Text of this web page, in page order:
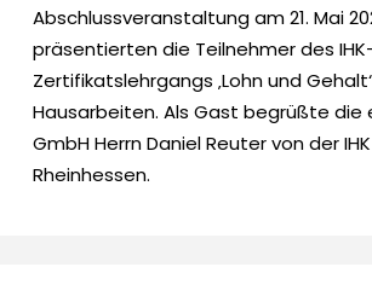
Abschlussveranstaltung am 21. Mai
präsentierten die Teilnehmer des
Zertifikatslehrgangs ‚Lohn und
Hausarbeiten. Als Gast begrüßte die
GmbH Herrn Daniel Reuter von der
Rheinhessen.